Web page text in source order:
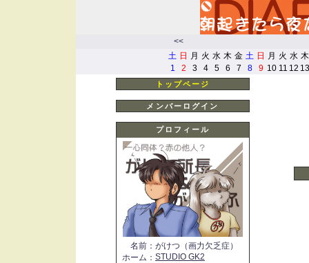
<<
土 日 月 火 水 木 金 土 日 月 火 水 木
1
2 3 4 5 6 7 8 9 10 11 12 13
トップページ
メンバーログイン
プロフィール
名前 ： がけつ（画力欠乏症）
ホーム ： STUDIO GK2